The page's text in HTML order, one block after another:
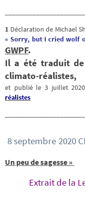
1 Déclaration de Michael
« Sorry, but I cried wolf
GWPF.
Il a été traduit de
climato-réalistes,
et publié le 3 juillet
réalistes
8 septembre 2020
Un peu de sagesse »
Extrait de la